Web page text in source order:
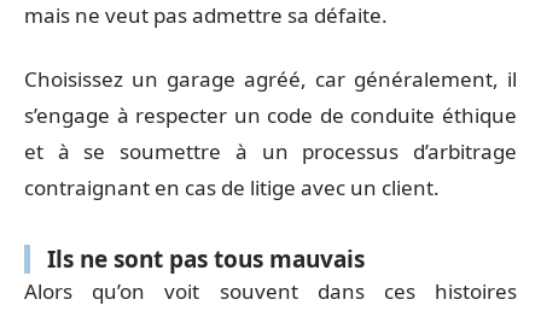
mais ne veut pas admettre sa défaite.
Choisissez un garage agréé, car généralement, il
s’engage à respecter un code de conduite éthique
et à se soumettre à un processus d’arbitrage
contraignant en cas de litige avec un client.
Ils ne sont pas tous mauvais
Alors qu’on voit souvent dans ces histoires